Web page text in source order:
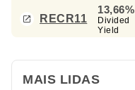
RECR11
13,66%
Divided
Yield
MAIS LIDAS